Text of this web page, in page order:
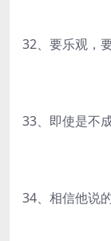
32、要乐观，
33、即使是不
34、相信他说